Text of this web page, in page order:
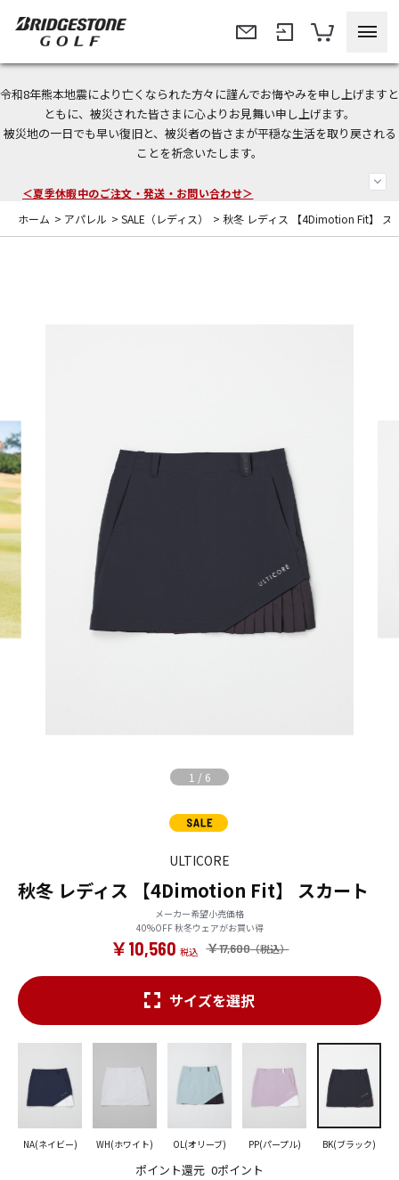
令和8年熊本地震により亡くなられた方々に謹んでお悔やみを申し上げますと
ともに、被災された皆さまに心よりお見舞い申し上げます。
被災地の一日でも早い復旧と、被災者の皆さまが平穏な生活を取り戻される
ことを祈念いたします。
今なら新規会員登録で1,000円OFFクーポンプレゼント！
＜商品配送に関するお知らせ＞
ホーム > アパレル > SALE（レディス） > 秋冬 レディス 【4Dimotion Fit】 ス
1 / 6
ULTICORE
秋冬 レディス 【4Dimotion Fit】 スカート
メーカー希望小売価格
40%OFF 秋冬ウェアがお買い得
￥17,600
￥10,560
ポイント還元 0ポイント
サイズを選択
NA(ネイビー) WH(ホワイト) OL(オリーブ) PP(パープル) BK(ブラック)